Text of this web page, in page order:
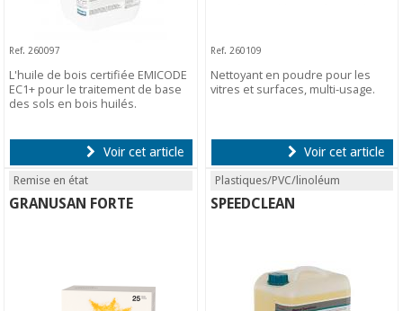
Ref. 260097
L'huile de bois certifiée EMICODE
EC1+ pour le traitement de base
des sols en bois huilés.
Voir cet article
Ref. 260109
Nettoyant en poudre pour les
vitres et surfaces, multi-usage.
Voir cet article
Remise en état
GRANUSAN FORTE
Plastiques/PVC/linoléum
SPEEDCLEAN